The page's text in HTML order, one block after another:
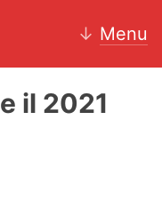
↓ Menu
il 2021